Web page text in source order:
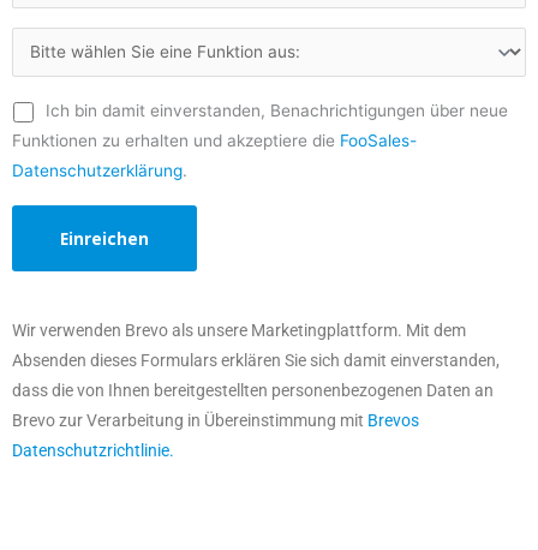
Ich bin damit einverstanden, Benachrichtigungen über neue
Funktionen zu erhalten und akzeptiere die FooSales-
Datenschutzerklärung.
Wir verwenden Brevo als unsere Marketingplattform. Mit dem
Absenden dieses Formulars erklären Sie sich damit einverstanden,
dass die von Ihnen bereitgestellten personenbezogenen Daten an
Brevo zur Verarbeitung in Übereinstimmung mit Brevos
Datenschutzrichtlinie.